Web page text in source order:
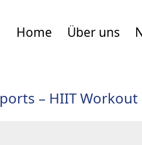
Home Über uns
– HIIT Workout